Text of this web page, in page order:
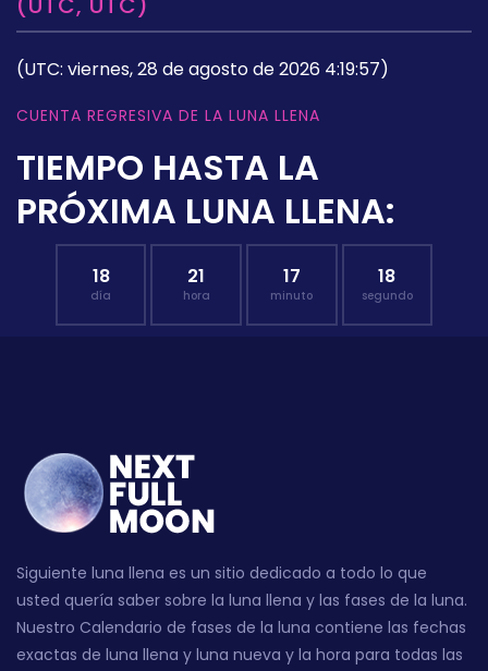
(UTC: viernes, 28 de agosto de 2026 4:19:57)
CUENTA REGRESIVA DE LA LUNA LLENA
TIEMPO HASTA LA
PRÓXIMA LUNA LLENA:
18
día
21
hora
17
minuto
17
segundo
Siguiente luna llena es un sitio dedicado a todo lo que
usted quería saber sobre la luna llena y las fases de la luna.
Nuestro Calendario de fases de la luna contiene las fechas
exactas de luna llena y luna nueva y la hora para todas las